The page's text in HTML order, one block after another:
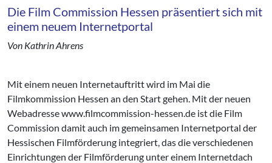
Die Film Commission Hessen präsentiert sich mit
einem neuem Internetportal
Von Kathrin Ahrens
Mit einem neuen Internetauftritt wird im Mai die
Filmkommission Hessen an den Start gehen. Mit der neuen
Webadresse www.filmcommission-hessen.de ist die Film
Commission damit auch im gemeinsamen Internetportal der
Hessischen Filmförderung integriert, das die verschiedenen
Einrichtungen der Filmförderung unter einem Internetdach